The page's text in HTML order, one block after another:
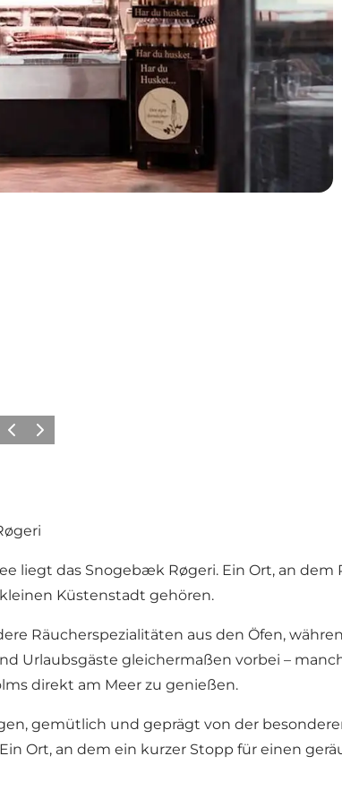
ZurückWeiter
liegt das Snogebæk Røgeri. Ein Ort, an dem
Küstenstadt gehören.
Räucherspezialitäten aus den Öfen,
Urlaubsgäste gleichermaßen vorbei –
direkt am Meer zu genießen.
gemütlich und geprägt von der
Ort, an dem ein kurzer Stopp für einen